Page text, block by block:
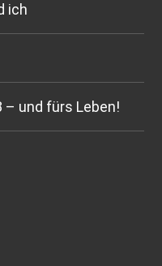
ich
und fürs Leben!